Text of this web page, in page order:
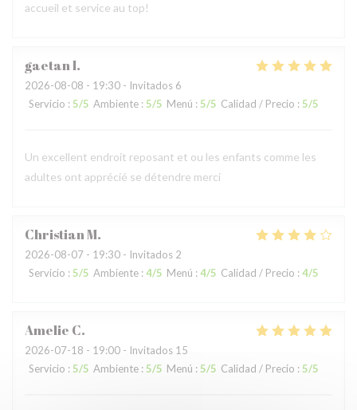
accueil et service au top!
gaetanI
2026-08-08 - 19:30 - Invitados 6
Servicio : 5/5 Ambiente : 5/5 Menú : 5/5 Calidad / Precio : 5/5
Un excellent endroit reposant et ou les enfants comme les
adultes ont apprécié se détendre merci
ChristianM
2026-08-07 - 19:30 - Invitados 2
Servicio : 5/5 Ambiente : 4/5 Menú : 4/5 Calidad / Precio : 4/5
Amelie C
2026-07-18 - 19:00 - Invitados 15
Servicio : 5/5 Ambiente : 5/5 Menú : 5/5 Calidad / Precio :5/5